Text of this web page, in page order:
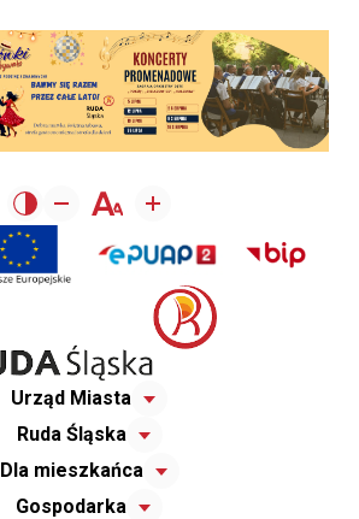
Urząd Miasta
Ruda Śląska
Dla mieszkańca
Gospodarka